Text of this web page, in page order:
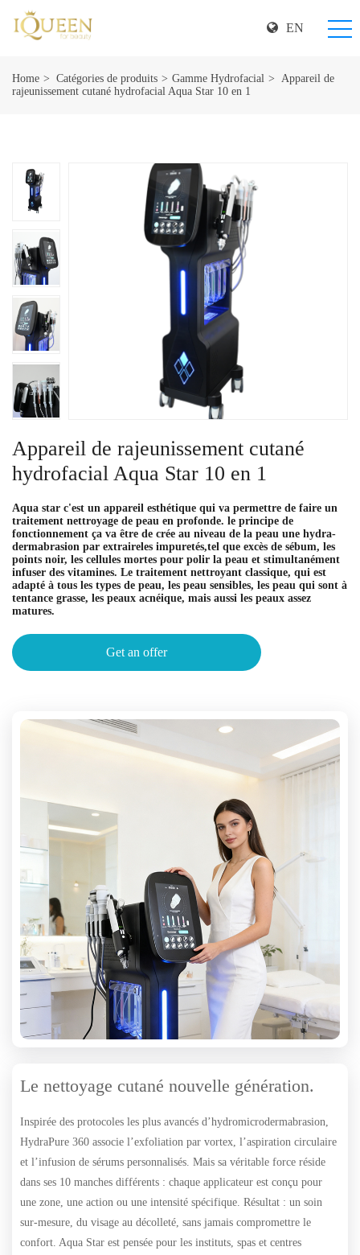
EN
Home Catégories de produits Gamme Hydrofacial
Appareil de
rajeunissement cutané hydrofacial Aqua Star 10 en 1
Appareil de rajeunissement cutané
hydrofacial Aqua Star 10 en 1
Aqua star c'est un appareil esthétique qui va permettre de faire un
traitement nettroyage de peau en profonde. le principe de
fonctionnement ça va être de crée au niveau de la peau une hydra-
dermabrasion par extraireles impuretés,tel que excès de sébum, les
points noir, les cellules mortes pour polir la peau et stimultanément
infuser des vitamines. Le traitement nettroyant classique, qui est
adapté à tous les types de peau, les peau sensibles, les peau qui sont à
tentance grasse, les peaux acnéique, mais aussi les peaux assez
matures.
Get an offer
Le nettoyage cutané nouvelle génération.
Inspirée des protocoles les plus avancés d’hydromicrodermabrasion,
HydraPure 360 associe l’exfoliation par vortex, l’aspiration circulaire
et l’infusion de sérums personnalisés. Mais sa véritable force réside
dans ses 10 manches différents : chaque applicateur est conçu pour
une zone, une action ou une intensité spécifique. Résultat : un soin
sur‑mesure, du visage au décolleté, sans jamais compromettre le
confort. Aqua Star est pensée pour les instituts, spas et centres